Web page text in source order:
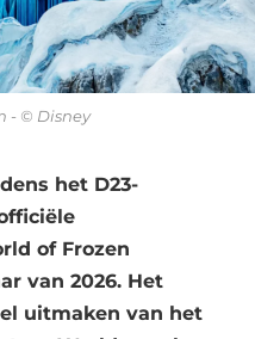
- © Disney
het D23-
of Frozen
van 2026. Het
uitmaken van het